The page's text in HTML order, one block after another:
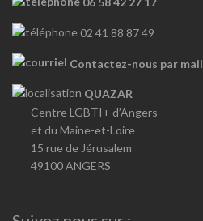
02 41 88 87 49
Contactez-nous par mail
QUAZAR
Centre LGBTI+ d’Angers
et du Maine-et-Loire
15 rue de Jérusalem
49100 ANGERS